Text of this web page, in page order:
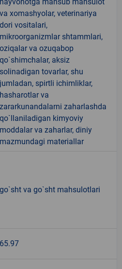
va xomashyolar, veterinariya
dori vositalari,
mikroorganizmlar shtammlari,
oziqalar va ozuqabop
qo`shimchalar, aksiz
solinadigan tovarlar, shu
jumladan, spirtli ichimliklar,
hasharotlar va
zararkunandalarni zaharlashda
qo`llaniladigan kimyoviy
moddalar va zaharlar, diniy
mazmundagi materiallar
go`sht va go`sht mahsulotlari
65.97